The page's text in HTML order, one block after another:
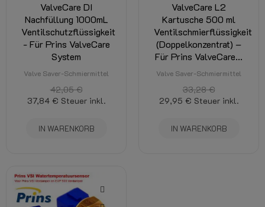
ValveCare DI
Nachfüllung 1000mL
Ventilschutzflüssigkeit
- Für Prins ValveCare
System
Valve Saver-Schmiermittel
42,05 €
37,84 € Steuer inkl.
IN WARENKORB
ValveCare L2
Kartusche 500 ml
Ventilschmierflüssigkeit
(Doppelkonzentrat) –
Für Prins ValveCare...
Valve Saver-Schmiermittel
33,28 €
29,95 € Steuer inkl.
IN WARENKORB